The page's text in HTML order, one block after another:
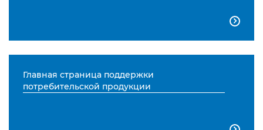

Главная страница поддержки
потребительской продукции